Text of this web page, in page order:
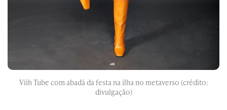
Viih Tube com abadá da festa na ilha no metaverso (crédito:
divulgação)